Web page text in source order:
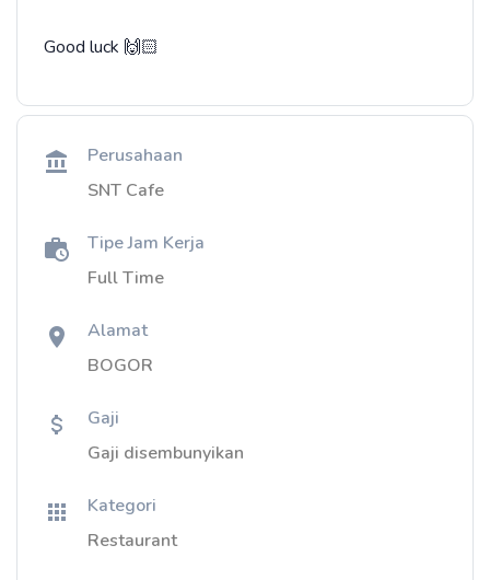
Good luck 🙌🏻
Perusahaan
SNT Cafe
Tipe Jam Kerja
Full Time
Alamat
BOGOR
Gaji
Gaji disembunyikan
Kategori
Restaurant